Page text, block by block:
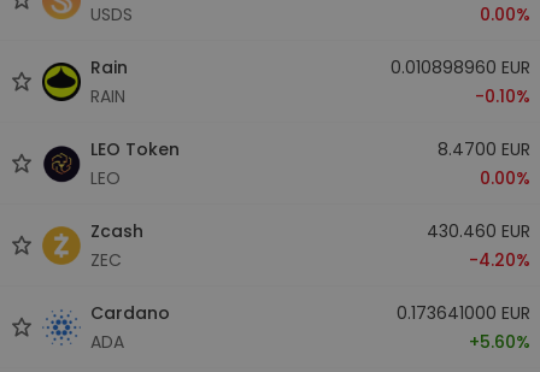
USDS
0.00%
Rain
RAIN
0.010898960 EUR
-0.10%
LEO Token
LEO
8.4700 EUR
0.00%
Zcash
ZEC
430.460 EUR
-4.20%
Cardano
ADA
0.173641000 EUR
+5.60%